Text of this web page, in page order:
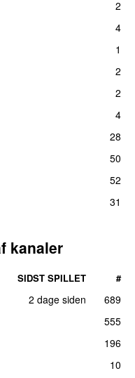
2
4
1
2
2
4
28
50
52
31
kanaler
SIDST SPILLET #
2 dage siden
689
555
196
10